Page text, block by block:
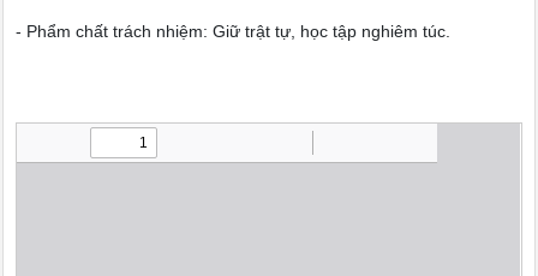
- Phẩm chất trách nhiệm: Giữ trật tự, học tập nghiêm túc.